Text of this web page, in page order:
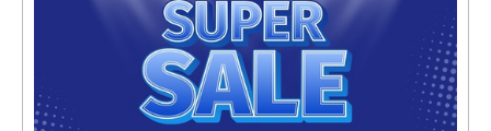
AGB, Nutzungsbedingungen